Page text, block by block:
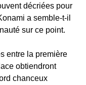
décriées pour
a semble-t-il
sur ce point.
entre la première
obtiendront
chanceux